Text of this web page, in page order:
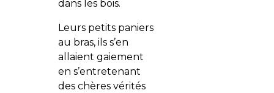
dans les bois.
Leurs petits paniers
au bras, ils s’en
allaient gaiement
en s’entretenant
des chères vérités